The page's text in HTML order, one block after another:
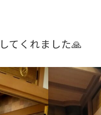
てくれました🙏